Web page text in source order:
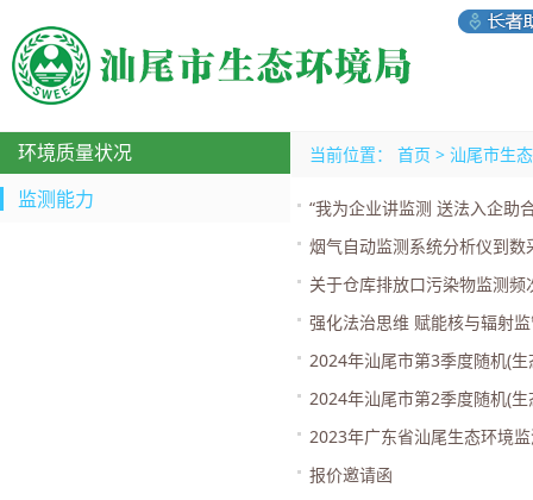
环境质量状况
监测能力
当前位置： 首页 > 汕尾市生
“我为企业讲监测 送法入企
烟气自动监测系统分析仪到
关于仓库排放口污染物监测频
强化法治思维 赋能核与辐射
2024年汕尾市第3季度随机(
2024年汕尾市第2季度随机(
2023年广东省汕尾生态环境
报价邀请函